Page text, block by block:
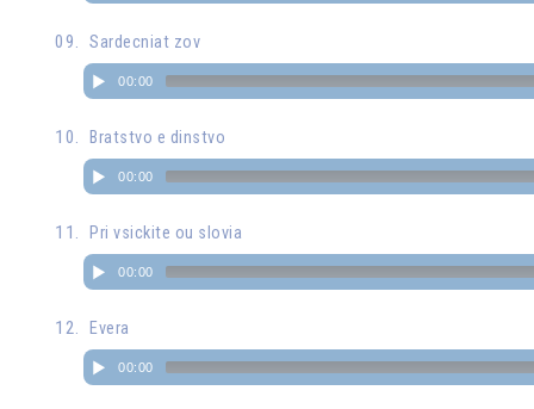
Sardecniat zov
00:00
Bratstvo e dinstvo
00:00
Pri vsickite ou slovia
00:00
Evera
00:00